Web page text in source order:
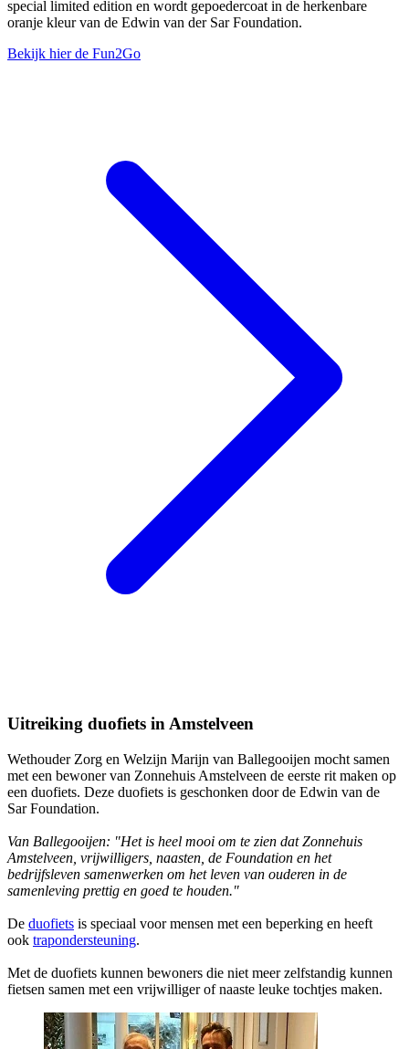
special limited edition en wordt gepoedercoat in de herkenbare
oranje kleur van de Edwin van der Sar Foundation.
Bekijk hier de Fun2Go
Uitreiking duofiets in Amstelveen
Wethouder Zorg en Welzijn Marijn van Ballegooijen mocht samen
met een bewoner van Zonnehuis Amstelveen de eerste rit maken op
een duofiets. Deze duofiets is geschonken door de Edwin van de
Sar Foundation.
Van Ballegooijen: "Het is heel mooi om te zien dat Zonnehuis
Amstelveen, vrijwilligers, naasten, de Foundation en het
bedrijfsleven samenwerken om het leven van ouderen in de
samenleving prettig en goed te houden."
De duofiets is speciaal voor mensen met een beperking en heeft
ook trapondersteuning.
Met de duofiets kunnen bewoners die niet meer zelfstandig kunnen
fietsen samen met een vrijwilliger of naaste leuke tochtjes maken.